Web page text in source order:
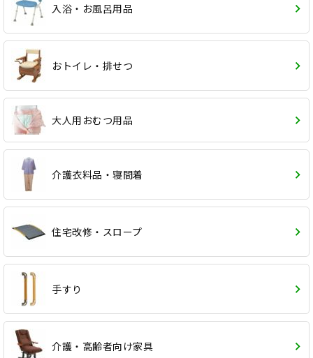
入浴・お風呂用品
おトイレ・排せつ
大人用おむつ用品
介護衣料品・寝間着
住宅改修・スロープ
手すり
介護・高齢者向け家具